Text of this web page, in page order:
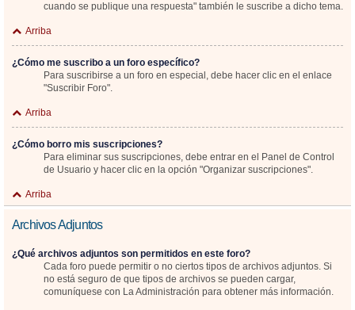
cuando se publique una respuesta" también le suscribe a dicho tema.
Arriba
¿Cómo me suscribo a un foro específico?
Para suscribirse a un foro en especial, debe hacer clic en el enlace
"Suscribir Foro".
Arriba
¿Cómo borro mis suscripciones?
Para eliminar sus suscripciones, debe entrar en el Panel de Control
de Usuario y hacer clic en la opción "Organizar suscripciones".
Arriba
Archivos Adjuntos
¿Qué archivos adjuntos son permitidos en este foro?
Cada foro puede permitir o no ciertos tipos de archivos adjuntos. Si
no está seguro de que tipos de archivos se pueden cargar,
comuníquese con La Administración para obtener más información.